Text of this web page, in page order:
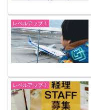
レベルアップ！
レベルアップ！